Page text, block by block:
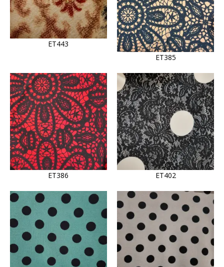
ET443
ET385
ET386 ET402